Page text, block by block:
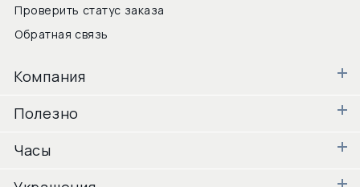
Проверить статус заказа
Обратная связь
Компания
Полезно
Часы